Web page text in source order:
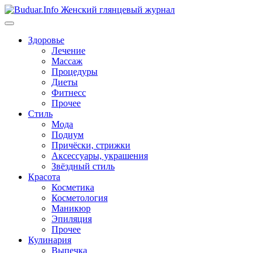
Перейти
к
Здоровье
Лечение
Массаж
Процедуры
Диеты
Фитнесс
Прочее
Стиль
Мода
Подиум
Причёски, стрижки
Аксессуары, украшения
Звёздный стиль
Красота
Косметика
Косметология
Маникюр
Эпиляция
Прочее
Кулинария
Выпечка